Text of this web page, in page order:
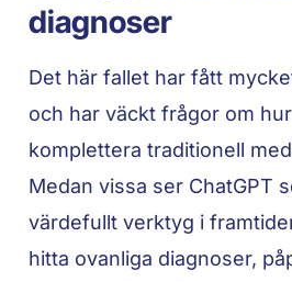
diagnoser
Det här fallet har fått
och har väckt frågor om
komplettera traditionell
Medan vissa ser ChatGPT
värdefullt verktyg i
hitta ovanliga diagnoser,